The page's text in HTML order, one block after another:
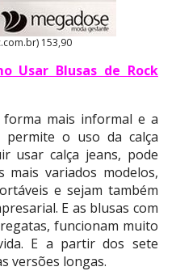
153,90
Usar Blusas de Rock
mais informal e a
permite o uso da calça
usar calça jeans, pode
mais variados modelos,
e sejam também
E as blusas com
funcionam muito
E a partir dos sete
versões longas.